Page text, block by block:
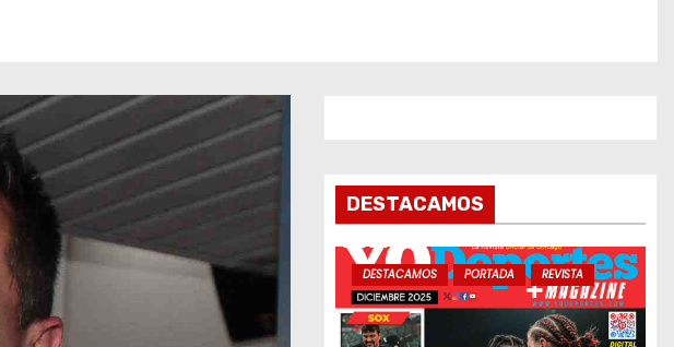
DESTACAMOS
DESTACAMOS PORTADA REVISTA